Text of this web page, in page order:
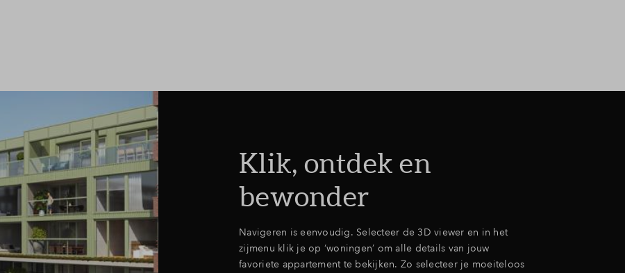
Klik, ontdek en
bewonder
Navigeren is eenvoudig. Selecteer de 3D viewer en in het
zijmenu klik je op ‘woningen’ om alle details van jouw
favoriete appartement te bekijken. Zo selecteer je moeiteloos